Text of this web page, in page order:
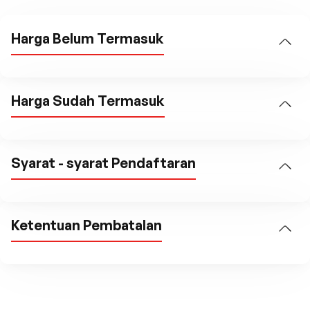
Harga Belum Termasuk
Harga Sudah Termasuk
Syarat - syarat Pendaftaran
Ketentuan Pembatalan